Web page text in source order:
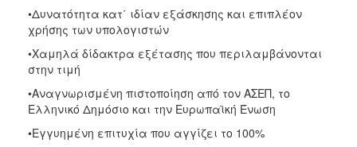
•Δυνατότητα κατ΄ ιδίαν εξάσκησης και επιπλέον
χρήσης των υπολογιστών
•Χαμηλά δίδακτρα εξέτασης που περιλαμβάνονται
στην τιμή
•Αναγνωρισμένη πιστοποίηση από τον ΑΣΕΠ, το
Ελληνικό Δημόσιο και την Ευρωπαϊκή Ένωση
•Εγγυημένη επιτυχία που αγγίζει το 100%